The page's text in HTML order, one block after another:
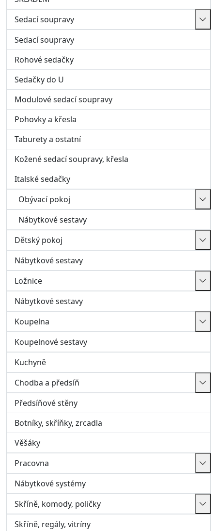
Italské sedačky
Obývací pokoj
Nábytkové sestavy
Dětský pokoj
Nábytkové sestavy
Ložnice
Nábytkové sestavy
Koupelna
Koupelnové sestavy
Kuchyně
Chodba a předsíň
Předsíňové stěny
Botníky, skříňky, zrcadla
Věšáky
Pracovna
Nábytkové systémy
Skříně, komody, poličky
Skříně, regály, vitríny
Poličky, závěsné skříňky
Komody, truhly
Matrace a rošty
Matrace
Rošty
Bar, Zahrada, Ostatní
Zahrada, volný čas
Křesla relaxační,houpací